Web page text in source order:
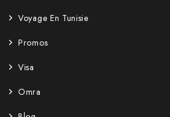
Voyage En Tunisie
Promos
Visa
Omra